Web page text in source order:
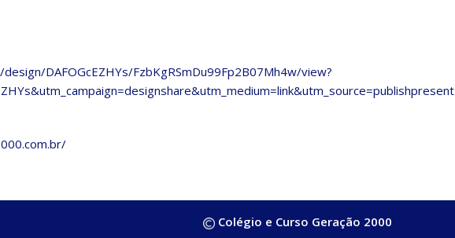
DAFOGcEZHYs/FzbKgRSmDu99Fp2B07Mh4w/view?
Colégio e Curso Geração 2000